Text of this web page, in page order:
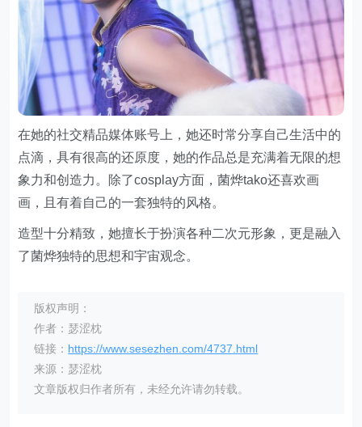
在她的社交精品媒体账号上，她还时常分享自己生活中的
点滴，具有很高的还原度，她的作品总是充满着无限的想
象力和创造力。除了cosplay方面，菌烨tako还喜欢画
画，且有着自己的一套独特的风格。
造型十分精致，她擅长于扮演各种二次元形象，更是融入
了菌烨独特的思想和宇宙观念。
版权声明：
作者：瑟涩枕
链接： https://www.sesezhen.com/4737.html
来源：瑟涩枕
文章版权归作者所有，未经允许请勿转载。